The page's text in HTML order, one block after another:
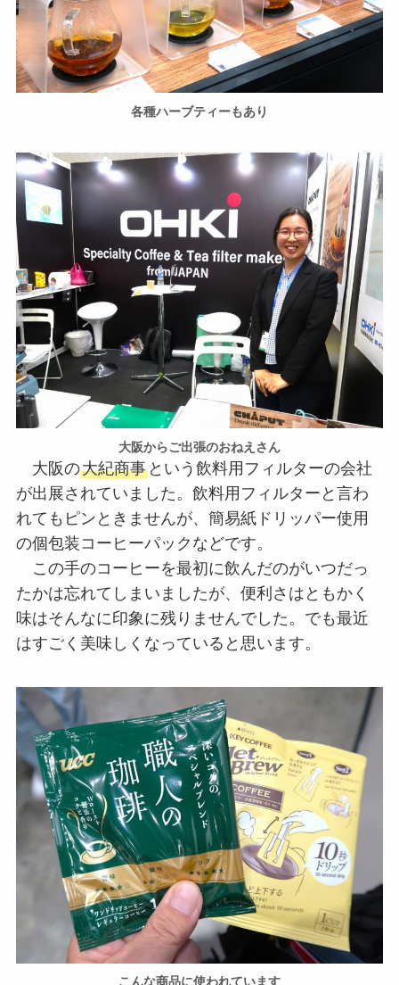
各種ハーブティーもあり
大阪からご出張のおねえさん
大阪の大紀商事という飲料用フィルターの会社
が出展されていました。飲料用フィルターと言わ
れてもピンときませんが、簡易紙ドリッパー使用
の個包装コーヒーパックなどです。
この手のコーヒーを最初に飲んだのがいつだっ
たかは忘れてしまいましたが、便利さはともかく
味はそんなに印象に残りませんでした。でも最近
はすごく美味しくなっていると思います。
こんな商品に使われています